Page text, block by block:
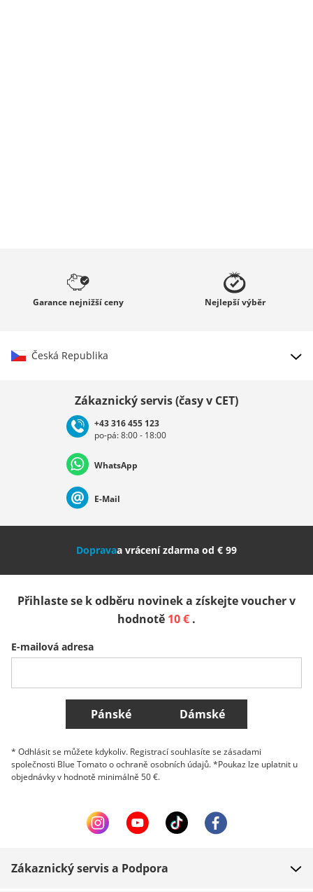
Garance nejnižší ceny Nejlepšívýběr
Česká Republika
Deutschland Österreich
Nederland Italia (Italiano) Italien (Deutsch)
Slovenija
Belgique (Français) Danmark Norge
Všechny země
Zákaznický servis (časy v CET)
+43 316 455 123
po-pá: 8:00 - 18:00
WhatsApp
E-Mail
Dopravaa vrácení zdarma od € 99
Přihlaste se k odběru novinek a získejte voucher v
hodnotě 10 € .
E-mailová adresa
Pánské Dámské
* Odhlásit se můžete kdykoliv. Registrací souhlasíte se zásadami
společnosti Blue Tomato o ochraně osobních údajů. *Poukaz lze uplatnit u
objednávky v hodnotě minimálně 50 €.
Zákaznický servis a Podpora